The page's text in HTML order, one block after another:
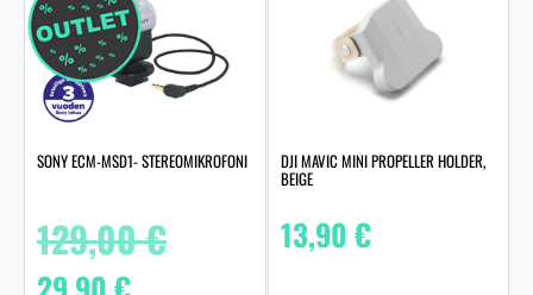
SONY ECM-MSD1- STEREOMIKROFONI
129,00€
DJI MAVIC MINI PROPELLER HOLDER,
BEIGE
13,90€